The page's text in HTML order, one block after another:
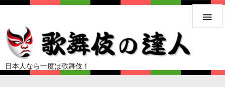
日本人なら一度は歌舞伎！
